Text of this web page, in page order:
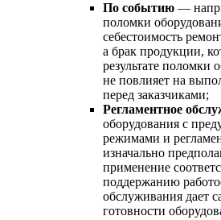
По событию —
поломки
себестоимость
а брак продукции,
результате поломки
не повлияет на
перед заказчиками;
Регламентное
оборудования с
режимами и
изначально
применение
поддержанию
обслуживания дает
готовности